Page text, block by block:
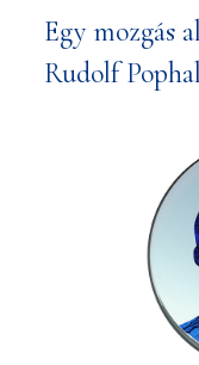
Egy mozgás
Rudolf Pophal